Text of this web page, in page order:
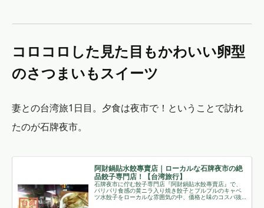
コロコロした見た目もかわいい卵型
のさつまいもスイーツ
妻との台湾旅1日目。夕食は夜市で！ということで訪れ
たのが石牌夜市。
阿財鍋貼水餃專賣店｜ローカルな石牌夜市の絶
品餃子専門店！【台湾旅行】
石牌夜市に佇む餃子専門店『阿財鍋貼水餃專賣店』で、
パリパリ食感の黄ニラ入り焼き餃子とプルプルのキャベ
ツ水餃子をローカルな雰囲気の中、価格と味のコスパ抜
群で堪能した体験記です。 ￼